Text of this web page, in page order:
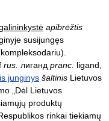
apibrėžtis
susijungęs
rus. лиганд pranc. ligand,
junginys šaltinis Lietuvos
„Dėl Lietuvos
produktų
rinkai tiekiamų